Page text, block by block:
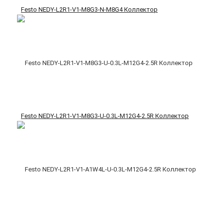
Festo NEDY-L2R1-V1-M8G3-N-M8G4 Коллектор
Festo NEDY-L2R1-V1-M8G3-U-0.3L-M12G4-2.5R Коллектор